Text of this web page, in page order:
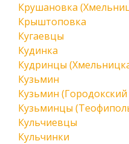
Крушановка
Крыштоповка
Кугаевцы
Кудинка
Кудринцы
Кузьмин
Кузьмин
Кузьминцы
Кульчиевцы
Кульчинки